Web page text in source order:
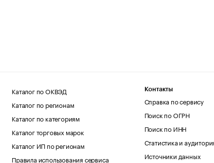
Каталог по ОКВЭД
Каталог по регионам
Каталог по категориям
Каталог торговых марок
Каталог ИП по регионам
Правила использования сервиса
Контакты
Справка по сервису
Поиск по ОГРН
Поиск по ИНН
Статистика и
Источники данных